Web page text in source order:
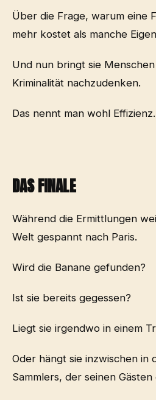
Über die Frage, warum eine
mehr kostet als manche
Und nun bringt sie
Kriminalität nachzudenken.
Das nennt man wohl Effizienz.
DAS FINALE
Während die Ermittlungen
Welt gespannt nach Paris.
Wird die Banane gefunden?
Ist sie bereits gegessen?
Liegt sie irgendwo in einem
Oder hängt sie inzwischen in
Sammlers, der seinen